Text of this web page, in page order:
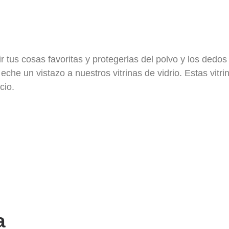
tus cosas favoritas y protegerlas del polvo y los
un vistazo a nuestros vitrinas de vidrio. Estas